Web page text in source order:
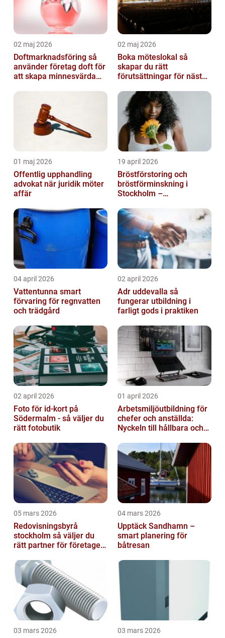
02 maj 2026
Doftmarknadsföring så
använder företag doft för
att skapa minnesvärda
02 maj 2026
Boka möteslokal så
skapar du rätt
förutsättningar för nästa
01 maj 2026
Offentlig upphandling
advokat när juridik möter
affär
19 april 2026
Bröstförstoring och
bröstförminskning i
Stockholm –
04 april 2026
Vattentunna smart
förvaring för regnvatten
och trädgård
02 april 2026
Adr uddevalla så
fungerar utbildning i
farligt gods i praktiken
02 april 2026
Foto för id-kort på
Södermalm - så väljer du
rätt fotobutik
01 april 2026
Arbetsmiljöutbildning för
chefer och anställda:
Nyckeln till hållbara och
05 mars 2026
Redovisningsbyrå
stockholm så väljer du
rätt partner för företagets
04 mars 2026
Upptäck Sandhamn –
smart planering för
båtresan
03 mars 2026 03 mars 2026